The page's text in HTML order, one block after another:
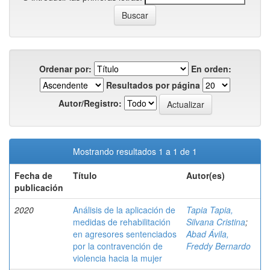
Ordenar por:
En orden:
Resultados por página
Autor/Registro:
Mostrando resultados 1 a 1 de 1
Fecha de
publicación
Título Autor(es)
2020
Análisis de la aplicación de
medidas de rehabilitación
en agresores sentenciados
por la contravención de
violencia hacia la mujer
Tapia Tapia,
Silvana Cristina;
Abad Ávila,
Freddy Bernardo